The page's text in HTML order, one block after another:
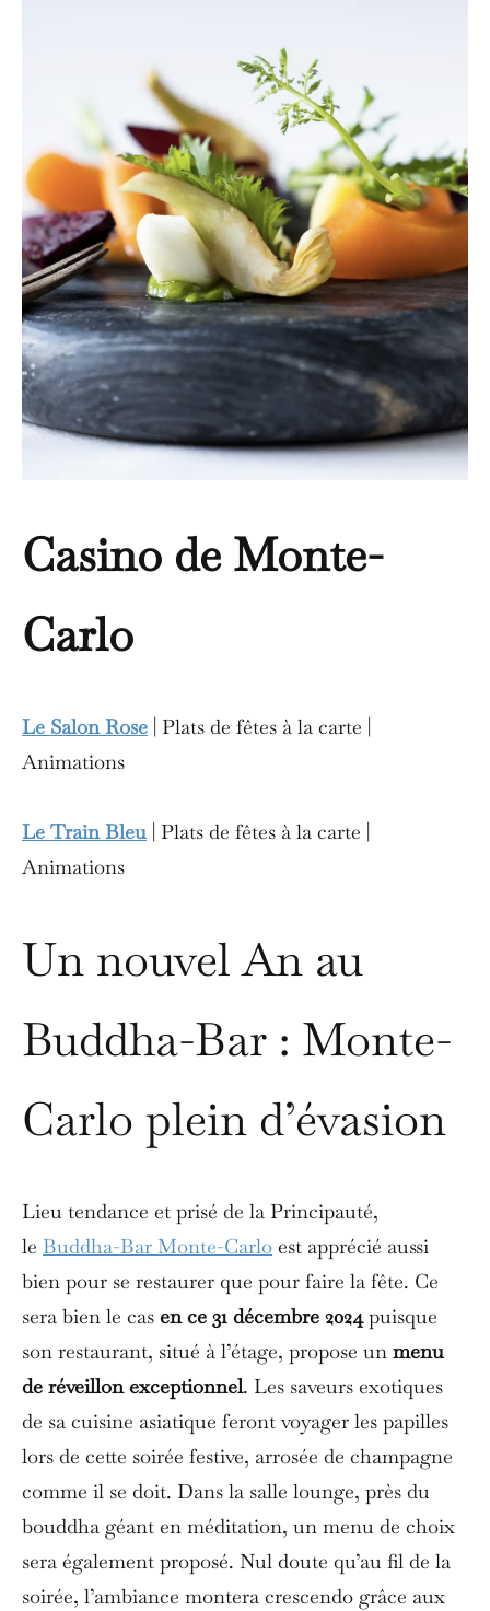
Casino de Monte-
Carlo
Le Salon Rose | Plats de fêtes à la carte |
Animations
Le Train Bleu | Plats de fêtes à la carte |
Animations
Un nouvel An au
Buddha-Bar : Monte-
Carlo plein d’évasion
Lieu tendance et prisé de la Principauté,
le Buddha-Bar Monte-Carlo est apprécié aussi
bien pour se restaurer que pour faire la fête. Ce
sera bien le cas en ce 31 décembre 2024puisque
son restaurant, situé à l’étage, propose un menu
de réveillon exceptionnel. Les saveurs exotiques
de sa cuisine asiatique feront voyager les papilles
lors de cette soirée festive, arrosée de champagne
comme il se doit. Dans la salle lounge, près du
bouddha géant en méditation, un menu de choix
sera également proposé. Nul doute qu’au fil de la
soirée, l’ambiance montera crescendo grâce aux